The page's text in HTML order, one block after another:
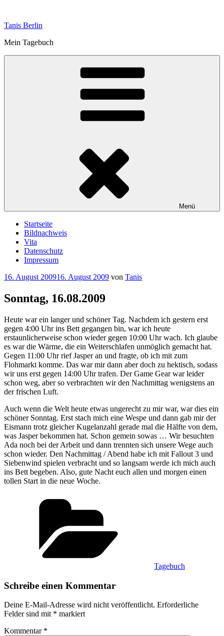
springen
Tanis Berlin
Mein Tagebuch
Menü
Startseite
Bildnachweis
Vita
Datenschutz
Impressum
Veröffentlicht
16. August 200916. August 2009 von Tanis
Sonntag, 16.08.2009
Heute war ein langer und schöner Tag. Nachdem ich gestern erst
gegen 4:00 Uhr ins Bett gegangen bin, war ich heute
erstaunlicherweise schon wieder gegen 10:00 Uhr wach. Ich glaube
es war die Wärme, die ein Weiterschlafen unmöglich gemacht hat.
Gegen 11:00 Uhr rief Jasper an und fragte, ob ich mit zum
Flohmarkt komme. Das war mir dann aber doch zu hektisch, sodass
wir uns erst gegen 14:00 Uhr trafen. Der Game Gear war leider
schon weg, aber so verbrachten wir den Nachmittag wenigstens an
der frischen Luft.
Auch wenn die Welt heute etwas ungerecht zu mir war, war dies ein
schöner Sonntag. Erst stach mich eine Wespe und dann gab mir der
Eismann trotz gleicher Kugelanzahl gerade mal die Hälfte von dem,
was Jasper bekommen hat. Schon gemein sowas … Wir besuchten
Ada noch bei der Arbeit und dann trennten sich unsere Wege auch
schon wieder. Den Nachmittag / Abend habe ich mit Fallout 3 und
Siebenwind spielen verbracht und so langsam werde ich mich auch
ins Bett begeben. Also, gute Nacht euch allen und morgen einen
tollen Start in die neue Woche.
Tagebuch
Schreibe einen Kommentar
Deine E-Mail-Adresse wird nicht veröffentlicht. Erforderliche
Felder sind mit * markiert
Kommentar *